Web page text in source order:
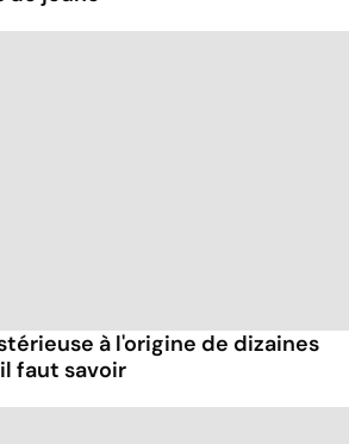
à l'origine de dizaines
faut savoir